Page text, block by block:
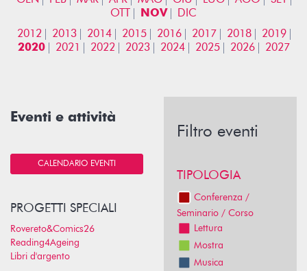
OTT
NOV
DIC
2012
2013 2014 2015 2016 2017 2018
2019
2020
2021 2022 2023 2024 2025 2026 2027
Eventi e attività
CALENDARIO EVENTI
PROGETTI SPECIALI
Rovereto&Comics26
Reading4Ageing
Libri d'argento
Filtro eventi
TIPOLOGIA
Conferenza /
Seminario / Corso
Lettura
Mostra
Musica